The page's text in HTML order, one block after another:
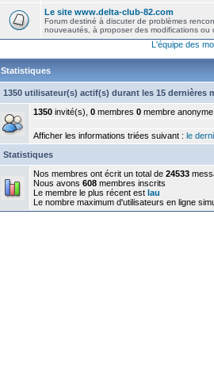
Le site www.delta-club-82.com
Forum destiné à discuter de problèmes
nouveautés, à proposer des modifications ou
L'équipe des
Statistiques
1350 utilisateur(s) actif(s) durant les 15 dernières
1350 invité(s), 0 membres 0 membre anonyme
Afficher les informations triées suivant : le
Statistiques
Nos membres ont écrit un total de 24533
Nous avons 608 membres inscrits
Le membre le plus récent est lau
Le nombre maximum d'utilisateurs en ligne